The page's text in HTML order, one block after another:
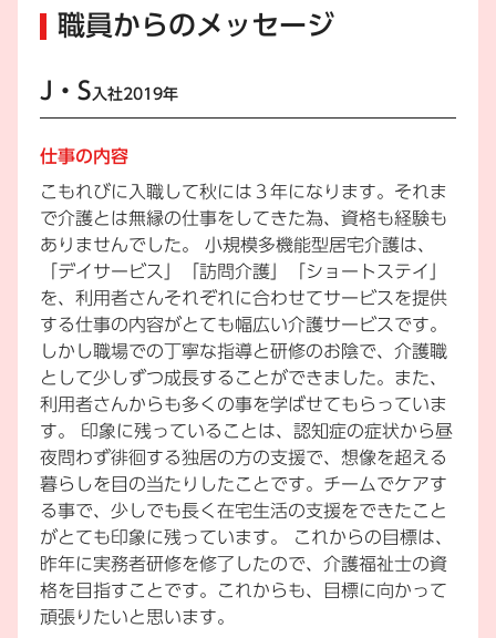
職員からのメッセージ
J・S 入社2019年
仕事の内容
こもれびに入職して秋には３年になります。それま
で介護とは無縁の仕事をしてきた為、資格も経験も
ありませんでした。 小規模多機能型居宅介護は、
「デイサービス」「訪問介護」「ショートステイ」
を、利用者さんそれぞれに合わせてサービスを提供
する仕事の内容がとても幅広い介護サービスです。
しかし職場での丁寧な指導と研修のお陰で、介護職
として少しずつ成長することができました。また、
利用者さんからも多くの事を学ばせてもらっていま
す。 印象に残っていることは、認知症の症状から昼
夜問わず徘徊する独居の方の支援で、想像を超える
暮らしを目の当たりしたことです。チームでケアす
る事で、少しでも長く在宅生活の支援をできたこと
がとても印象に残っています。 これからの目標は、
昨年に実務者研修を修了したので、介護福祉士の資
格を目指すことです。これからも、目標に向かって
頑張りたいと思います。